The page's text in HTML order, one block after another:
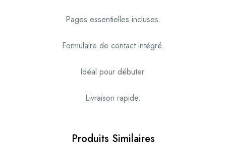
Pages essentielles incluses.
Formulaire de contact intégré.
Idéal pour débuter.
Livraison rapide.
Produits Similaires